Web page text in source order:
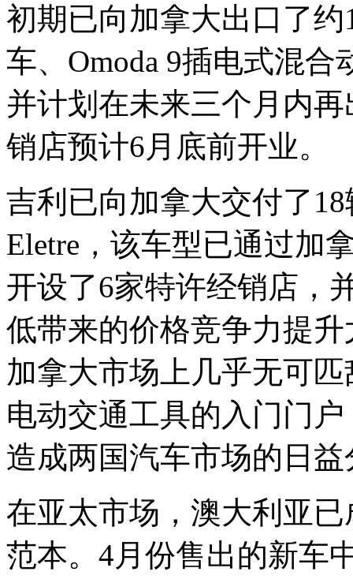
初期已向加拿大出口了约
车、Omoda 9插电式混合
并计划在未来三个月内
销店预计6月底前开业。
吉利已向加拿大交付了
Eletre，该车型已通过加
开设了6家特许经销店，
低带来的价格竞争力提
加拿大市场上几乎无可
电动交通工具的入门门
造成两国汽车市场的日益
在亚太市场，澳大利亚
范本。4月份售出的新车